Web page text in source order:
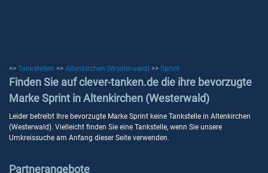
>> Tankstellen >> Altenkirchen (Westerwald) >> Sprint
Finden Sie auf clever-tanken.de die ihre bevorzugte
Marke Sprint in Altenkirchen (Westerwald)
Leider betreibt Ihre bevorzugte Marke Sprint keine Tankstelle in Altenkirchen
(Westerwald). Vielleicht finden Sie eine Tankstelle, wenn Sie unsere
Umkreissuche am Anfang dieser Seite verwenden.
Partnerangebote